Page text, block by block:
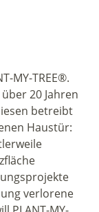
MY-TREE®.
20 Jahren
betreibt
Haustür:
verlorene